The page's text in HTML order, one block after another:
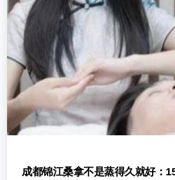
成都锦江桑拿不是蒸得久就好：